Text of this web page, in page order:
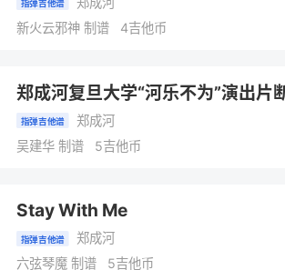
指弹吉他谱
新火云邪神 制谱 4吉他币
郑成河复旦大学“河乐不为”演出片
指弹吉他谱
郑成河
吴建华 制谱 5吉他币
Stay With Me
指弹吉他谱
郑成河
六弦琴魔 制谱 5吉他币